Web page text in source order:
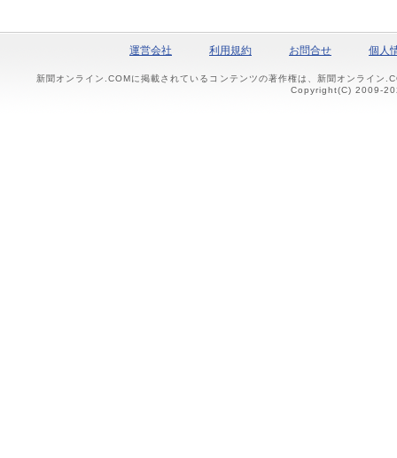
運営会社 利用規約 お問合せ 個人
新聞オンライン.COMに掲載されているコンテンツの著作権は、新聞オンライン
Copyright(C) 2009-